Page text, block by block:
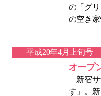
の「グ
の空き
平成20年4月上旬号
オープ
新宿サ
す」。